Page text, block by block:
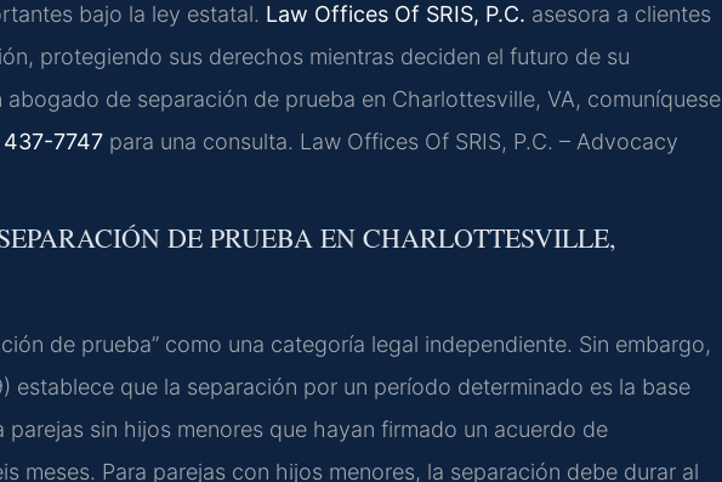
bajo la ley estatal. Law Offices Of SRIS, P.C. asesora a clientes
protegiendo sus derechos mientras deciden el futuro de su
de separación de prueba en Charlottesville, VA, comuníquese
7747 para una consulta. Law Offices Of SRIS, P.C. – Advocacy
DE PRUEBA EN CHARLOTTESVILLE,
de prueba” como una categoría legal independiente. Sin embargo,
establece que la separación por un período determinado es la base
parejas sin hijos menores que hayan firmado un acuerdo de
meses. Para parejas con hijos menores, la separación debe durar al